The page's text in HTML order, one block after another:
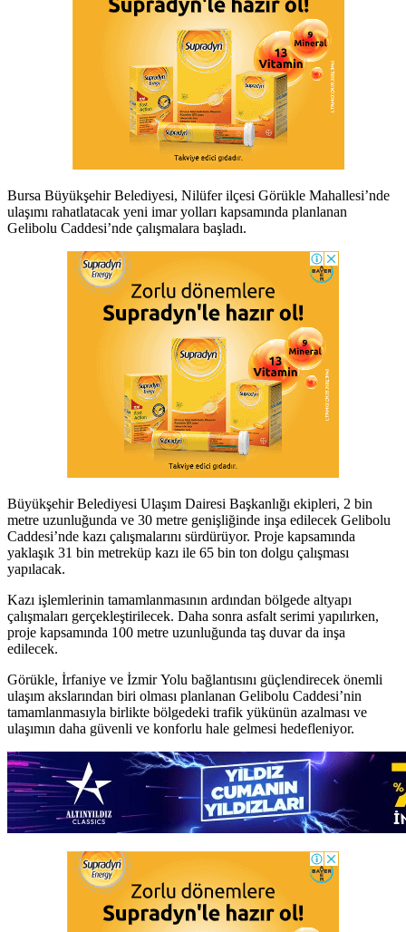
Bursa Büyükşehir Belediyesi, Nilüfer ilçesi Görükle Mahallesi’nde
ulaşımı rahatlatacak yeni imar yolları kapsamında planlanan
Gelibolu Caddesi’nde çalışmalara başladı.
Büyükşehir Belediyesi Ulaşım Dairesi Başkanlığı ekipleri, 2 bin
metre uzunluğunda ve 30 metre genişliğinde inşa edilecek Gelibolu
Caddesi’nde kazı çalışmalarını sürdürüyor. Proje kapsamında
yaklaşık 31 bin metreküp kazı ile 65 bin ton dolgu çalışması
yapılacak.
Kazı işlemlerinin tamamlanmasının ardından bölgede altyapı
çalışmaları gerçekleştirilecek. Daha sonra asfalt serimi yapılırken,
proje kapsamında 100 metre uzunluğunda taş duvar da inşa
edilecek.
Görükle, İrfaniye ve İzmir Yolu bağlantısını güçlendirecek önemli
ulaşım akslarından biri olması planlanan Gelibolu Caddesi’nin
tamamlanmasıyla birlikte bölgedeki trafik yükünün azalması ve
ulaşımın daha güvenli ve konforlu hale gelmesi hedefleniyor.